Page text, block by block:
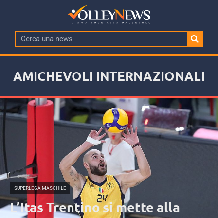
AMICHEVOLI INTERNAZIONALI
SUPERLEGA MASCHILE
L’Itas Trentino si mette alla